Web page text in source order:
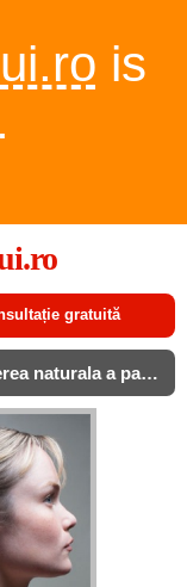
is
gratuită
Cele mai eficiente sfaturi pentru cresterea naturala a parului